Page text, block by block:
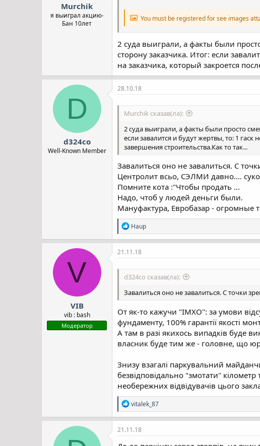
Murchik
я выиграл акцию-
Бан 10лет
You must be registered for see images
2 суда выиграли, а факты были
сторону заказчика. Итог: если
на заказчика, который закроется
D
d324co
Well-Known Member
28.10.18
Murchik сказав(ла):
2 суда выиграли, а факты были просто
если завалится и будут жертвы, то: 1
завершения строительства.Как то так...
Завалиться оно не завалиться. С
Центролит всьо, СЭЛМИ давно....
Помните кота :"Чтобы продать ...
Надо, чтоб у людей деньги были.
Мануфактура, Евробазар - огромные
Р
е
а
к
ї
:
Haup
V
VIB
vib : bash
Модератор
21.11.18
d324co сказав(ла):
Завалиться оно не завалиться. С точки
От як-то кажучи "ІМХО": за умови
фундаменту, 100% гарантії якості
А там в разі якихось випадків буде
власник буде тим же - головне, що
Знизу взагалі паркувальний
безвідповідально "змотати"
необережних відвідувачів цього
Р
е
а
к
і
vitalek_87
21.11.18